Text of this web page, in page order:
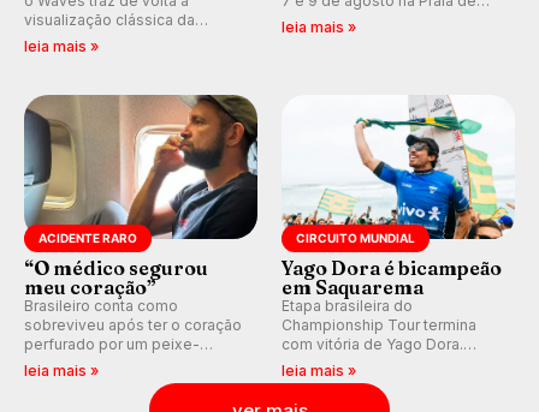
visualização clássica da
previsão de águas rasas,
ondas para até 16 dias.
leia mais »
Miami (RN), em disputas
leia mais »
ACIDENTE RARO
“O médico segurou
meu coração”
Brasileiro conta como
sobreviveu após ter o coração
perfurado por um peixe-
agulha enquanto surfava na
leia mais »
CIRCUITO MUNDIAL
Yago Dora é bicampeão
em Saquarema
Etapa brasileira do
Championship Tour termina
com vitória de Yago Dora.
Sawyer Lindblad vence entre
as mulheres e Leonardo
Fioravanti assume liderança do
leia mais »